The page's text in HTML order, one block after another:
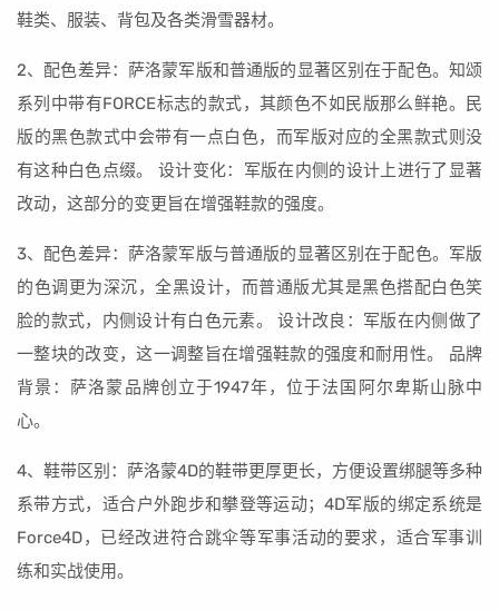
鞋类、服装、背包及各类滑雪器材。
2、配色差异：萨洛蒙军版和普通版的显著区别在于配色。知颂
系列中带有FORCE标志的款式，其颜色不如民版那么鲜艳。民
版的黑色款式中会带有一点白色，而军版对应的全黑款式则没
有这种白色点缀。 设计变化：军版在内侧的设计上进行了显著
改动，这部分的变更旨在增强鞋款的强度。
3、配色差异：萨洛蒙军版与普通版的显著区别在于配色。军版
的色调更为深沉，全黑设计，而普通版尤其是黑色搭配白色笑
脸的款式，内侧设计有白色元素。 设计改良：军版在内侧做了
一整块的改变，这一调整旨在增强鞋款的强度和耐用性。 品牌
背景：萨洛蒙品牌创立于1947年，位于法国阿尔卑斯山脉中
心。
4、鞋带区别：萨洛蒙4D的鞋带更厚更长，方便设置绑腿等多种
系带方式，适合户外跑步和攀登等运动；4D军版的绑定系统是
Force4D，已经改进符合跳伞等军事活动的要求，适合军事训
练和实战使用。